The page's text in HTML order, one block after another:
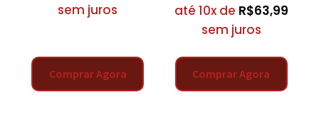
sem juros
Comprar Agora
até 10x de R$63,99
sem juros
Comprar Agora